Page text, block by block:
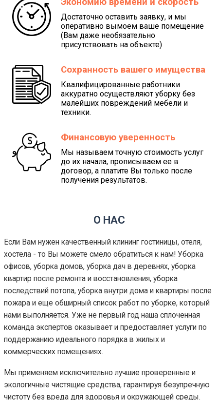
Достаточно оставить заявку, и мы
оперативно вымоем ваше помещение
(Вам даже необязательно
присутствовать на объекте)
Сохранность вашего имущества
Квалифицированные работники
аккуратно осуществляют уборку без
малейших повреждений мебели и
техники.
Финансовую уверенность
Мы называем точную стоимость услуг
до их начала, прописываем ее в
договор, а платите Вы только после
получения результатов.
О НАС
Если Вам нужен качественный клининг гостиницы, отеля,
хостела - то Вы можете смело обратиться к нам! Уборка
офисов, уборка домов, уборка дач в деревнях, уборка
квартир после ремонта и восстановления, уборка
последствий потопа, уборка внутри дома и квартиры после
пожара и еще обширный список работ по уборке, который
нами выполняется. Уже не первый год наша сплоченная
команда экспертов оказывает и предоставляет услуги по
поддержанию идеального порядка в жилых и
коммерческих помещениях.
Мы применяем исключительно лучшие проверенные и
экологичные чистящие средства, гарантируя безупречную
чистоту без вреда для здоровья и окружающей среды.